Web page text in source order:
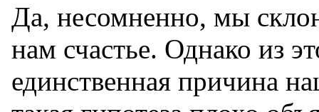
Да, несомненно, мы
нам счастье. Однако из
единственная причина